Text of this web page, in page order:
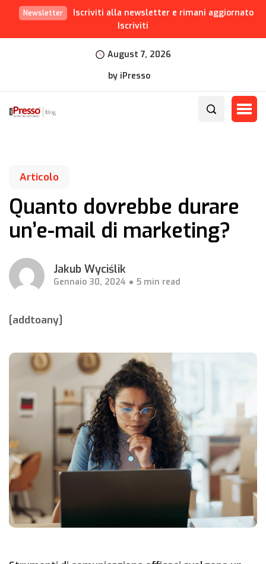
Newsletter
Iscriviti alla newsletter e rimani aggiornato
Iscriviti
August 7, 2026
by iPresso
Articolo
Quanto dovrebbe durare
un’e-mail di marketing?
Jakub Wyciślik
Gennaio 30, 2024 5 min read
[addtoany]